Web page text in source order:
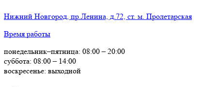
Нижний Новгород, пр.Ленина, д.72, ст. м. Пролетарская
Время работы
понедельник–пятница: 08:00 – 20:00
суббота: 08:00 – 14:00
воскресенье: выходной